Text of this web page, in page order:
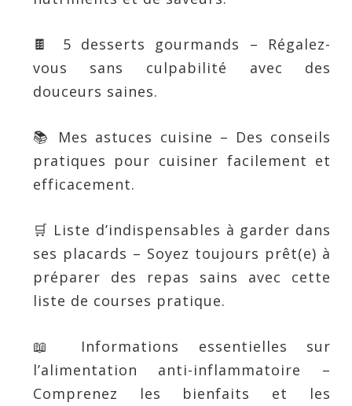
🍫 5 desserts gourmands – Régalez-
vous sans culpabilité avec des
douceurs saines.
📚 Mes astuces cuisine – Des conseils
pratiques pour cuisiner facilement et
efficacement.
🛒 Liste d’indispensables à garder dans
ses placards – Soyez toujours prêt(e) à
préparer des repas sains avec cette
liste de courses pratique.
📖 Informations essentielles sur
l’alimentation anti-inflammatoire –
Comprenez les bienfaits et les